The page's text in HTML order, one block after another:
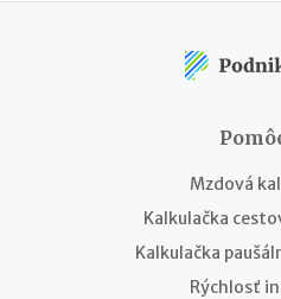
Mzdová
Kalkulačka
Kalkulačka
Rýchlosť